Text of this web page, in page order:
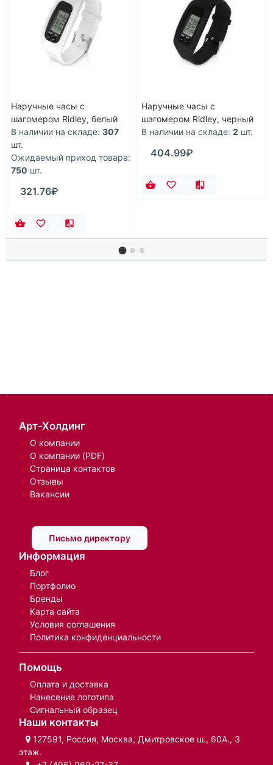
Наручные часы с
шагомером Ridley, белый
В наличии на складе: 307
шт.
Ожидаемый приход товара:
750 шт.
321.76₽
Наручные часы с
шагомером Ridley, черный
В наличии на складе: 2 шт.
404.99₽
Арт-Холдинг
О компании
О компании (PDF)
Страница контактов
Отзывы
Вакансии
Письмо директору
Информация
Блог
Портфолио
Бренды
Карта сайта
Условия соглашения
Политика конфиденциальности
Помощь
Оплата и доставка
Нанесение логотипа
Сигнальный образец
Наши контакты
127591, Россия, Москва, Дмитровское ш., 60А., 3
этаж.